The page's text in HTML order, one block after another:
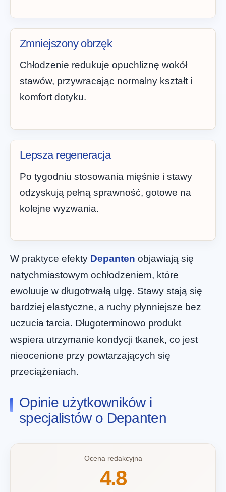
Zmniejszony obrzęk
Chłodzenie redukuje opuchliznę wokół
stawów, przywracając normalny kształt i
komfort dotyku.
Lepsza regeneracja
Po tygodniu stosowania mięśnie i stawy
odzyskują pełną sprawność, gotowe na
kolejne wyzwania.
W praktyce efekty Depanten objawiają się
natychmiastowym ochłodzeniem, które
ewoluuje w długotrwałą ulgę. Stawy stają się
bardziej elastyczne, a ruchy płynniejsze bez
uczucia tarcia. Długoterminowo produkt
wspiera utrzymanie kondycji tkanek, co jest
nieocenione przy powtarzających się
przeciążeniach.
Opinie użytkowników i
specjalistów o Depanten
Ocena redakcyjna
4.8